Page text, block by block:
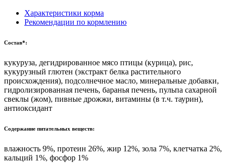
Характеристики корма
Рекомендации по кормлению
Состав*:
кукуруза, дегидрированное мясо птицы (курица), рис,
кукурузный глютен (экстракт белка растительного
происхождения), подсолнечное масло, минеральные добавки,
гидролизированная печень, баранья печень, пульпа сахарной
свеклы (жом), пивные дрожжи, витамины (в т.ч. таурин),
антиоксидант
Содержание питательных веществ:
влажность 9%, протеин 26%, жир 12%, зола 7%, клетчатка 2%,
кальций 1%, фосфор 1%